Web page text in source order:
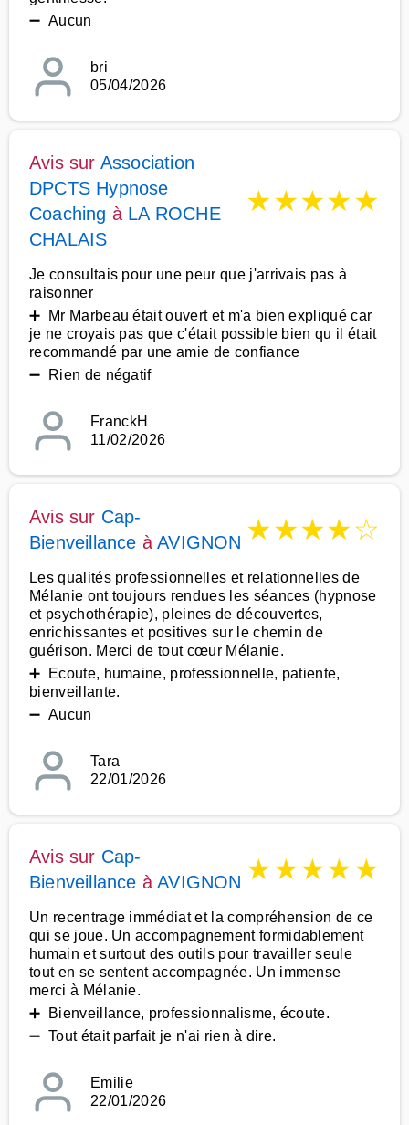
➖ Aucun
bri
05/04/2026
Avis sur Association
DPCTS Hypnose
Coaching à LA ROCHE
CHALAIS
★★★★★
Je consultais pour une peur que j'arrivais pas à
raisonner
➕ Mr Marbeau était ouvert et m'a bien expliqué car
je ne croyais pas que c'était possible bien qu il était
recommandé par une amie de confiance
➖ Rien de négatif
FranckH
11/02/2026
Avis sur Cap-
Bienveillance àAVIGNON ★★★★☆
Les qualités professionnelles et relationnelles de
Mélanie ont toujours rendues les séances (hypnose
et psychothérapie), pleines de découvertes,
enrichissantes et positives sur le chemin de
guérison. Merci de tout cœur Mélanie.
➕ Ecoute, humaine, professionnelle, patiente,
bienveillante.
➖ Aucun
Tara
22/01/2026
Avis sur Cap-
Bienveillance àAVIGNON ★★★★★
Un recentrage immédiat et la compréhension de ce
qui se joue. Un accompagnement formidablement
humain et surtout des outils pour travailler seule
tout en se sentent accompagnée. Un immense
merci à Mélanie.
➕ Bienveillance, professionnalisme, écoute.
➖ Tout était parfait je n'ai rien à dire.
Emilie
22/01/2026